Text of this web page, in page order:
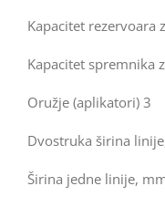
Kapacitet rezervoara
Kapacitet spremnika
Oružje (aplikatori) 3
Dvostruka širina
Širina jedne linije,